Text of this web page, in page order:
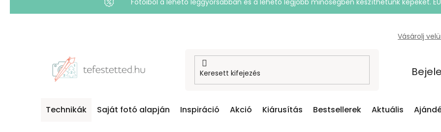
Fotóiból a lehető leggyorsabban és a lehető legjobb minőségben készíthetünk képeket.
Vásárolj
Technikák Saját fotó alapján Inspiráció Akció Kiárusítás Bestsellerek Aktuális